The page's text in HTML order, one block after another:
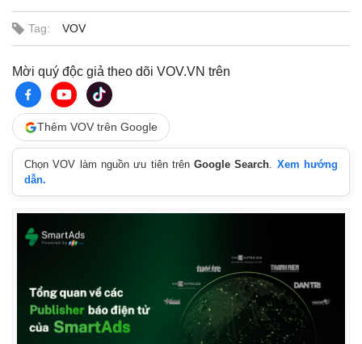
Hồ sơ
E-Magazine
Tag: VOV
Mời quý độc giả theo dõi VOV.VN trên
Thêm VOV trên Google
Chọn VOV làm nguồn ưu tiên trênGoogle Search. Xem hướng
dẫn.